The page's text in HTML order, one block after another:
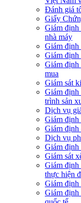
Đánh giá
Giấy
Giám định
nhà máy
Giám định
Giám định
Giám định
mua
Giám sát
Giám định
trình sản
Dịch vụ
Giám định
Giám định
Dịch vụ
Giám định
Giám sát
Giám định
thực hiện
Giám định
Giám định